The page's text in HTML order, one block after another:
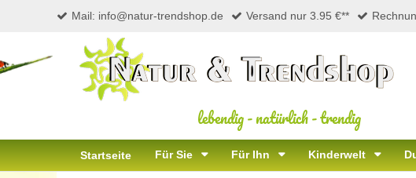
Mail: info@natur-trendshop.de Versand nur 3.95 €**
lebendig-natürlich-trendig
Startseite Für Sie Für Ihn Kinderwelt